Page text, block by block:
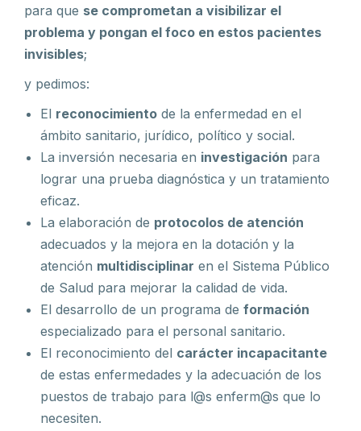
para que se comprometan a visibilizar el
problema y pongan el foco en estos pacientes
invisibles;
y pedimos:
El reconocimiento de la enfermedad en el
ámbito sanitario, jurídico, político y social.
La inversión necesaria en investigación para
lograr una prueba diagnóstica y un tratamiento
eficaz.
La elaboración de protocolos de atención
adecuados y la mejora en la dotación y la
atención multidisciplinar en el Sistema Público
de Salud para mejorar la calidad de vida.
El desarrollo de un programa de formación
especializado para el personal sanitario.
El reconocimiento del carácter incapacitante
de estas enfermedades y la adecuación de los
puestos de trabajo para l@s enferm@s que lo
necesiten.